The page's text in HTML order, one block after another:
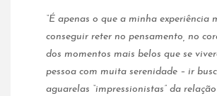
“É apenas o que a minha experiência
conseguir reter no pensamento, no
dos momentos mais belos que se
pessoa com muita serenidade – ir
aguarelas “impressionistas” da